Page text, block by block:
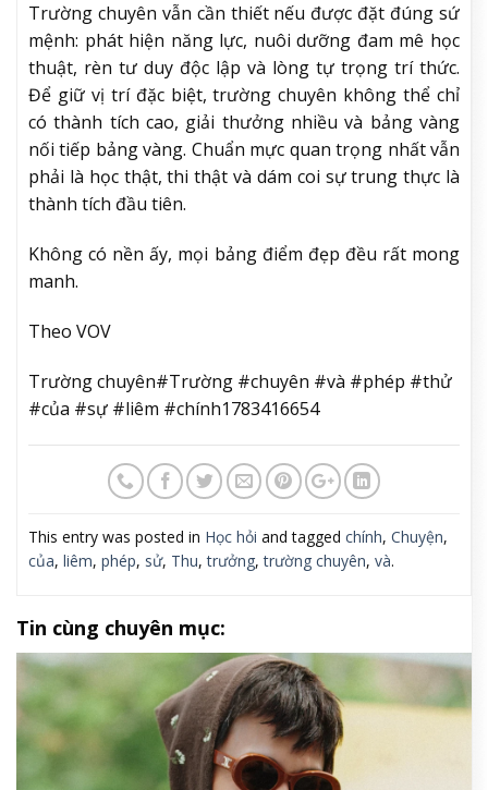
Trường chuyên vẫn cần thiết nếu được đặt đúng sứ
mệnh: phát hiện năng lực, nuôi dưỡng đam mê học
thuật, rèn tư duy độc lập và lòng tự trọng trí thức.
Để giữ vị trí đặc biệt, trường chuyên không thể chỉ
có thành tích cao, giải thưởng nhiều và bảng vàng
nối tiếp bảng vàng. Chuẩn mực quan trọng nhất vẫn
phải là học thật, thi thật và dám coi sự trung thực là
thành tích đầu tiên.
Không có nền ấy, mọi bảng điểm đẹp đều rất mong
manh.
Theo VOV
Trường chuyên#Trường #chuyên #và #phép #thử
#của #sự #liêm #chính1783416654
This entry was posted in Học hỏi and tagged chính, Chuyện,
của, liêm, phép, sử, Thu,trưởng,trường chuyên, và.
Tin cùng chuyên mục: